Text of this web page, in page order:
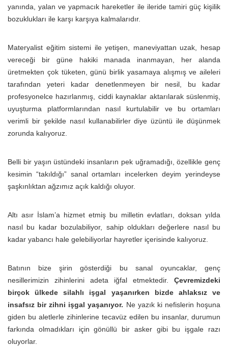
yanında, yalan ve yapmacık hareketler ile ileride tamiri güç kişilik
bozuklukları ile karşı karşıya kalmalarıdır.
Materyalist eğitim sistemi ile yetişen, maneviyattan uzak, hesap
vereceği bir güne hakiki manada inanmayan, her alanda
üretmekten çok tüketen, günü birlik yasamaya alışmış ve aileleri
tarafından yeteri kadar denetlenmeyen bir nesil, bu kadar
profesyonelce hazırlanmış, ciddi kaynaklar aktarılarak süslenmiş,
uyuşturma platformlarından nasıl kurtulabilir ve bu ortamları
verimli bir şekilde nasıl kullanabilirler diye üzüntü ile düşünmek
zorunda kalıyoruz.
Belli bir yaşın üstündeki insanların pek uğramadığı, özellikle genç
kesimin “takıldığı” sanal ortamları incelerken deyim yerindeyse
şaşkınlıktan ağzımız açık kaldığı oluyor.
Altı asır İslam’a hizmet etmiş bu milletin evlatları, doksan yılda
nasıl bu kadar bozulabiliyor, sahip oldukları değerlere nasıl bu
kadar yabancı hale gelebiliyorlar hayretler içerisinde kalıyoruz.
Batının bize şirin gösterdiği bu sanal oyuncaklar, genç
nesillerimizin zihinlerini adeta iğfal etmektedir. Çevremizdeki
birçok ülkede silahlı işgal yaşanırken bizde ahlaksız ve
insafsız bir zihni işgal yaşanıyor. Ne yazık ki nefislerin hoşuna
giden bu aletlerle zihinlerine tecavüz edilen bu insanlar, durumun
farkında olmadıkları için gönüllü bir asker gibi bu işgale razı
oluyorlar.